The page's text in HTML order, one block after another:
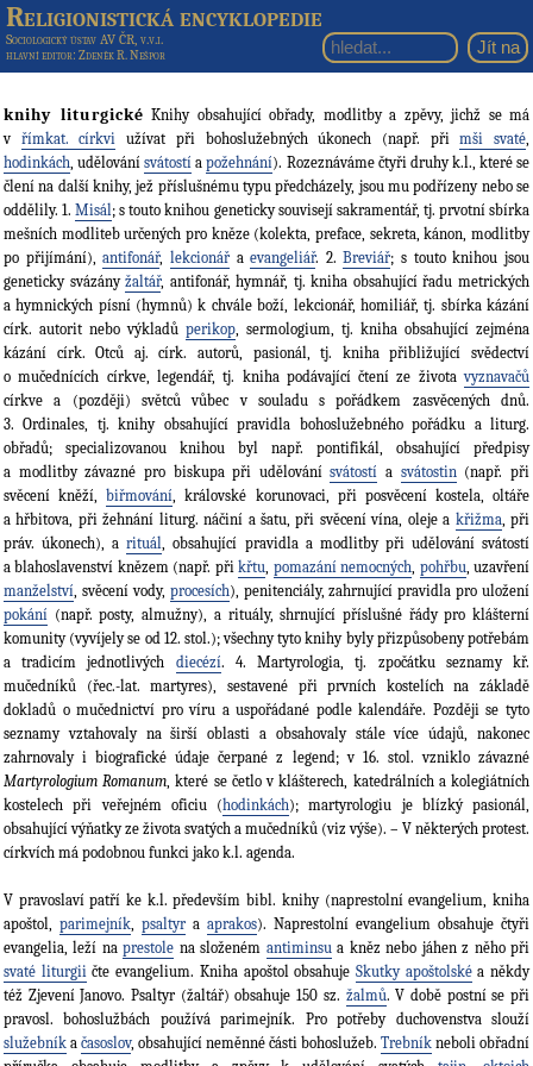
Religionistická encyklopedie
Sociologický ústav AV ČR, v.v.i.
hlavní editor: Zdeněk R. Nešpor
knihy liturgické Knihy obsahující obřady, modlitby a zpěvy, jichž se má
v římkat. církvi užívat při bohoslužebných úkonech (např. přimši svaté,
hodinkách, udělovánísvátostí apožehnání). Rozeznáváme čtyři druhy k.l., které se
člení na další knihy, jež příslušnému typu předcházely, jsou mu podřízeny nebo se
oddělily. 1.Misál; s touto knihou geneticky souvisejí sakramentář, tj. prvotní sbírka
mešních modliteb určených pro kněze (kolekta, preface, sekreta, kánon, modlitby
po přijímání),antifonář, lekcionářaevangeliář. 2.Breviář; s touto knihou jsou
geneticky svázányžaltář, antifonář, hymnář, tj. kniha obsahující řadu metrických
a hymnických písní (hymnů) k chvále boží, lekcionář, homiliář, tj. sbírka kázání
círk. autorit nebo výkladů perikop, sermologium, tj. kniha obsahující zejména
kázání círk. Otců aj. círk. autorů, pasionál, tj. kniha přibližující svědectví
o mučednících církve, legendář, tj. kniha podávající čtení ze životavyznavačů
církve a (později) světců vůbec v souladu s pořádkem zasvěcených dnů.
3. Ordinales, tj. knihy obsahující pravidla bohoslužebného pořádku a liturg.
obřadů; specializovanou knihou byl např. pontifikál, obsahující předpisy
a modlitby závazné pro biskupa při udělovánísvátostí a svátostin(např. při
svěcení kněží,biřmování, královské korunovaci, při posvěcení kostela, oltáře
a hřbitova, při žehnání liturg. náčiní a šatu, při svěcení vína, oleje a křižma, při
práv. úkonech), arituál, obsahující pravidla a modlitby při udělování svátostí
a blahoslavenství knězem (např. přikřtu, pomazání nemocných, pohřbu, uzavření
manželství, svěcení vody, procesích), penitenciály, zahrnující pravidla pro uložení
pokání (např. posty, almužny), a rituály, shrnující příslušné řády pro klášterní
komunity (vyvíjely se od 12. stol.); všechny tyto knihy byly přizpůsobeny potřebám
a tradicím jednotlivých diecézí. 4. Martyrologia, tj. zpočátku seznamy kř.
mučedníků (řec.-lat. martyres), sestavené při prvních kostelích na základě
dokladů o mučednictví pro víru a uspořádané podle kalendáře. Později se tyto
seznamy vztahovaly na širší oblasti a obsahovaly stále více údajů, nakonec
zahrnovaly i biografické údaje čerpané z legend; v 16. stol. vzniklo závazné
Martyrologium Romanum, které se četlo v klášterech, katedrálních a kolegiátních
kostelech při veřejném oficiu (hodinkách); martyrologiu je blízký pasionál,
obsahující výňatky ze života svatých a mučedníků (viz výše). – V některých protest.
církvích má podobnou funkci jako k.l. agenda.
V pravoslaví patří ke k.l. především bibl. knihy (naprestolní evangelium, kniha
apoštol, parimejník, psaltyr a aprakos). Naprestolní evangelium obsahuje čtyři
evangelia, leží naprestole na složeném antiminsua kněz nebo jáhen z něho při
svaté liturgiičte evangelium. Kniha apoštol obsahuje Skutky apoštolskéa někdy
též Zjevení Janovo. Psaltyr (žaltář) obsahuje 150 sz. žalmů. V době postní se při
pravosl. bohoslužbách používá parimejník. Pro potřeby duchovenstva slouží
služebník a časoslov, obsahující neměnné části bohoslužeb. Trebník neboli obřadní